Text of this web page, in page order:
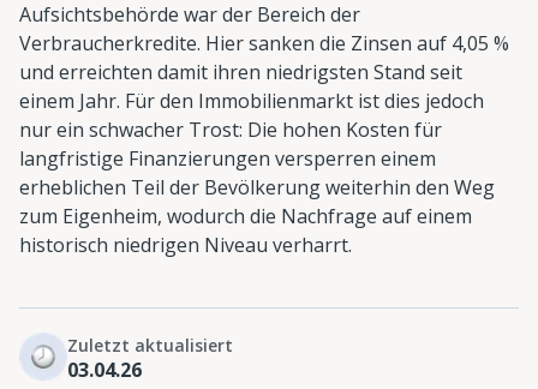
Aufsichtsbehörde war der Bereich der
Verbraucherkredite. Hier sanken die Zinsen auf 4,05 %
und erreichten damit ihren niedrigsten Stand seit
einem Jahr. Für den Immobilienmarkt ist dies jedoch
nur ein schwacher Trost: Die hohen Kosten für
langfristige Finanzierungen versperren einem
erheblichen Teil der Bevölkerung weiterhin den Weg
zum Eigenheim, wodurch die Nachfrage auf einem
historisch niedrigen Niveau verharrt.
Zuletzt aktualisiert
03.04.26